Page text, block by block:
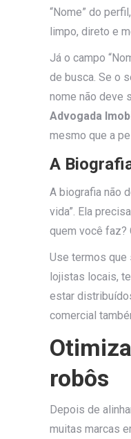
“Nome” do
limpo, direto e
Já o campo
de busca. Se o
nome não deve
Advogada
mesmo que a
A
A biografia não
vida”. Ela
quem você faz?
Use termos que
lojistas locais,
estar
comercial
robôs
Depois de
muitas marcas